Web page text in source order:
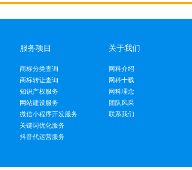
服务项目
商标分类查询
商标转让查询
知识产权服务
网站建设服务
微信小程序开发服务
关键词优化服务
抖音代运营服务
关于我们
网科介绍
网科十载
网科理念
团队风采
联系我们